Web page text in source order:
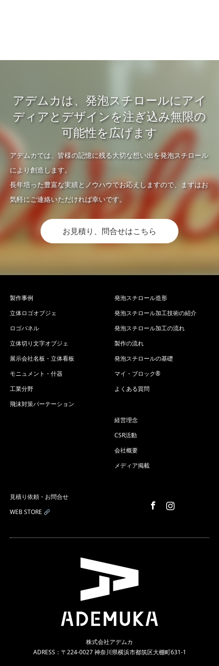
アデムカは、発泡スチロールにアイ
ディアとデザインを注ぎ込み無限の
可能性を広げます
アデムカでは、皆様の記憶に残る大切な想い出を発泡スチロール
により創造します。
長年培った豊富な実績とノウハウでお応えしますので、まずはお
気軽にご連絡いただければ幸いです。
お見積り、問合せはこちら
製作事例
立体ロゴオブジェ
ロゴパネル
立体切り文字オブジェ
展示会社名板・立体看板
モニュメント・什器
工業分野
飛沫対策パーテーション
発泡スチロール造形
発泡スチロール加工技術の紹介
発泡スチロール加工の流れ
製作の流れ
発泡スチロールの基礎
マイ・ブロック®
よくある質問
経営理念
CSR活動
会社概要
メディア掲載
見積り依頼・お問合せ
WEB STORE
FacebookInstagram
株式会社アデムカ
ADRESS：〒224-0027 神奈川県横浜市都筑区大棚町631-1